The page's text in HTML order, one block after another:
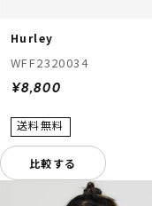
Hurley
WFF2320034
¥8,800
比較する